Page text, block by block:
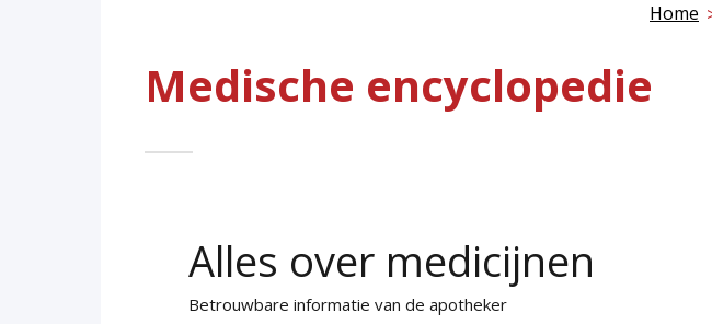
Home
Medische encyclopedie
Alles over medicijnen
Betrouwbare informatie van de apotheker